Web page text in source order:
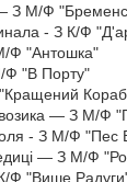
М/Ф
- З К/Ф
Ф "Антошка"
Ф "В Порту"
— З М/Ф
- З М/Ф "Пес
— З М/Ф
Ф "Више